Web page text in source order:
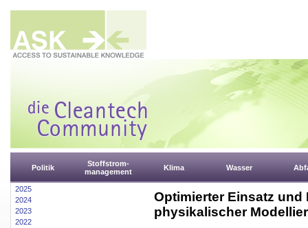
Politik
Stoffstrom-
management
Klima Wasser
2025
2024
2023
2022
Optimierter Einsatz
physikalischer